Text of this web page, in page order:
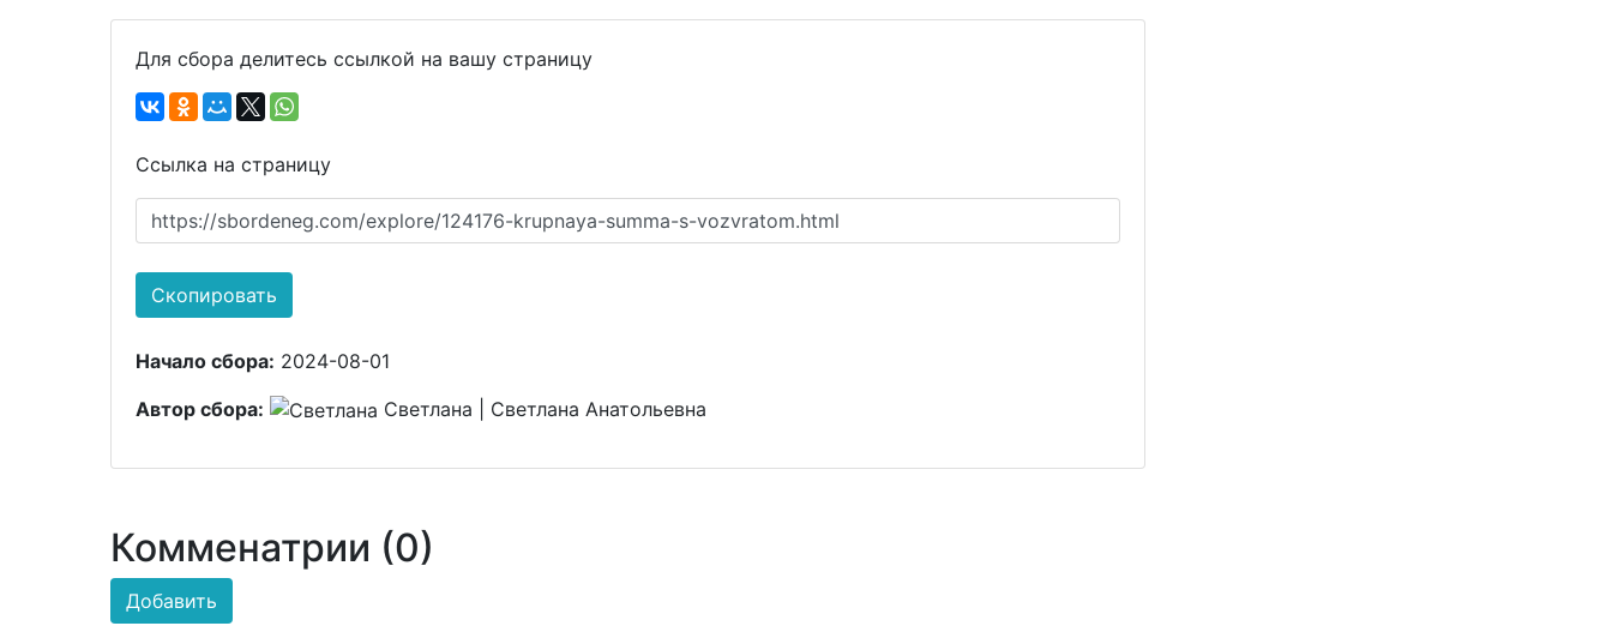
Для сбора делитесь ссылкой на вашу страницу
Ссылка на страницу
https://sbordeneg.com/explore/124176-krupnaya-summa-s-vozvratom.html
Скопировать
Начало сбора: 2024-08-01
Автор сбора:
Светлана | Светлана Анатольевна
Комменатрии (0)
Добавить